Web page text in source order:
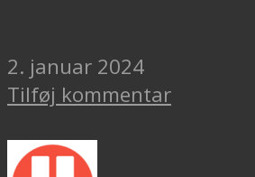
2. januar 2024
Tilføj kommentar